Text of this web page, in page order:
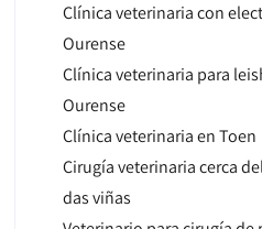
Clínica veterinaria con
Ourense
Clínica veterinaria para
Ourense
Clínica veterinaria en Toen
Cirugía veterinaria cerca
das viñas